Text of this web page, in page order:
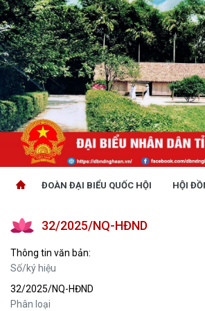
ĐOÀN ĐẠI BIỂU QUỐC HỘI HỘI
32/2025/NQ-HĐND
Thông tin văn bản:
Số/ký hiệu
32/2025/NQ-HĐND
Phân loại